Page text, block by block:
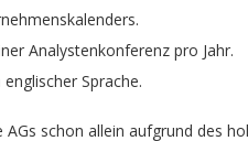
Analystenkonferenz pro Jahr.
Sprache.
schon allein aufgrund des